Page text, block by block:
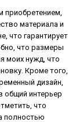
приобретением,
материала и
что гарантирует
что размеры
моих нужд, что
Кроме того,
дизайн,
общий интерьер
что
полностью